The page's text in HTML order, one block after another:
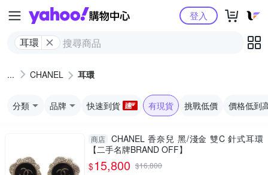
Yahoo購物中心
耳環
登入
CHANEL 耳環
分類 品牌 快速到貨 有現貨 挑戰低價 價格低到
商店 CHANEL 香奈兒 黑/淺金 雙C 針式耳環
【二手名牌BRAND OFF】
$15,800 $16,800